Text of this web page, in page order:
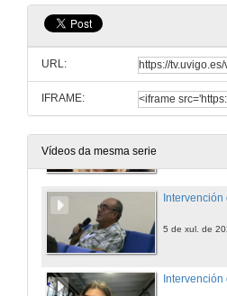
URL:
IFRAME:
Vídeos da mesma serie
5 de xul. de
5 de xul. de
Intervención